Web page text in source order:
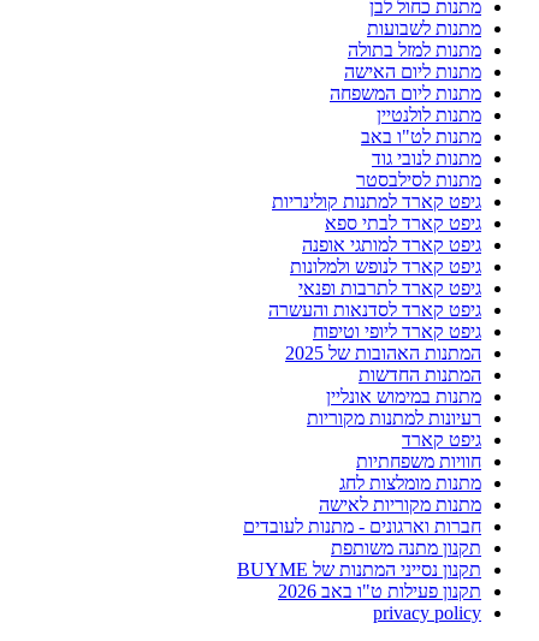
מתנות כחול לבן
מתנות לשבועות
מתנות למזל בתולה
מתנות ליום האישה
מתנות ליום המשפחה
מתנות לולנטיין
מתנות לט"ו באב
מתנות לנובי גוד
מתנות לסילבסטר
גיפט קארד למתנות קולינריות
גיפט קארד לבתי ספא
גיפט קארד למותגי אופנה
גיפט קארד לנופש ולמלונות
גיפט קארד לתרבות ופנאי
גיפט קארד לסדנאות והעשרה
גיפט קארד ליופי וטיפוח
המתנות האהובות של 2025
המתנות החדשות
מתנות במימוש אונליין
רעיונות למתנות מקוריות
גיפט קארד
חוויות משפחתיות
מתנות מומלצות לחג
מתנות מקוריות לאישה
חברות וארגונים - מתנות לעובדים
תקנון מתנה משותפת
תקנון נסייני המתנות של BUYME
תקנון פעילות ט"ו באב 2026
privacy policy